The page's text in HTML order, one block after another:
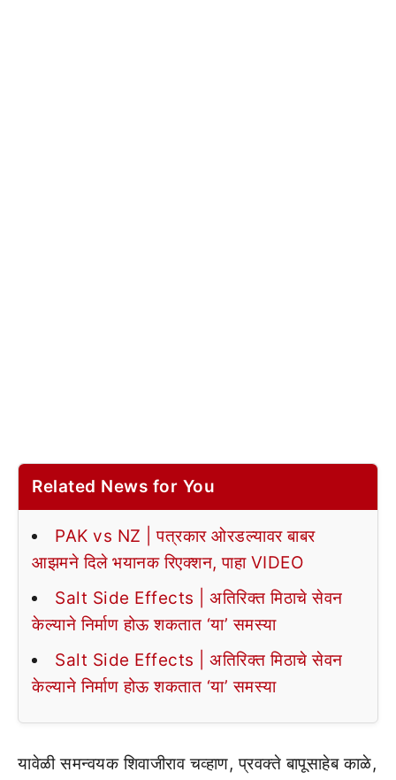
Related News for You
PAK vs NZ | पत्रकार ओरडल्यावर बाबर
आझमने दिले भयानक रिएक्शन, पाहा VIDEO
Salt Side Effects | अतिरिक्त मिठाचे सेवन
केल्याने निर्माण होऊ शकतात ‘या’ समस्या
Salt Side Effects | अतिरिक्त मिठाचे सेवन
केल्याने निर्माण होऊ शकतात ‘या’ समस्या
यावेळी समन्वयक शिवाजीराव चव्हाण, प्रवक्ते बापूसाहेब काळे,